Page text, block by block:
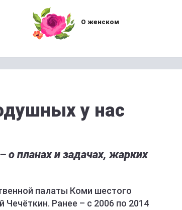
О женском
у нас
планах и задачах, жарких
палаты Коми шестого
Ранее – с 2006 по 2014